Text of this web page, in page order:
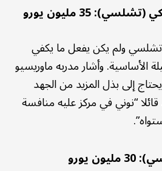
35 مليون يورو
ولم يكن يفعل ما يكفي
الأساسية. وأشار مدربه ماوريسيو
إلى بذل المزيد من الجهد
“نوني في مركز عليه منافسة
يورو